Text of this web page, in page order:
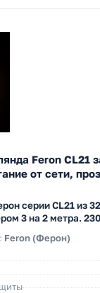
Feron CL21
от сети,
серии CL21 из
3 на 2 метра.
Feron (Ферон)